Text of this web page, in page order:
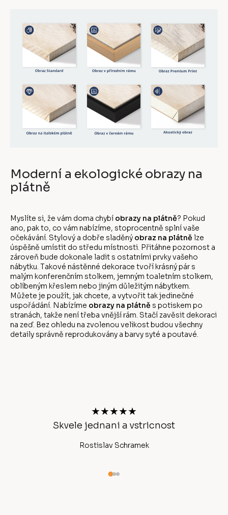
Moderní a ekologické obrazy na
plátně
Myslíte si, že vám doma chybí obrazy na plátně? Pokud
ano, pak to, co vám nabízíme, stoprocentně splní vaše
očekávání. Stylový a dobře sladěný obraz na plátně lze
úspěšně umístit do středu místnosti. Přitáhne pozornost a
zároveň bude dokonale ladit s ostatními prvky vašeho
nábytku. Takové nástěnné dekorace tvoří krásný pár s
malým konferenčním stolkem, jemným toaletním stolkem,
oblíbeným křeslem nebo jiným důležitým nábytkem.
Můžete je použít, jak chcete, a vytvořit tak jedinečné
uspořádání. Nabízíme obrazy na plátně s potiskem po
stranách, takže není třeba vnější rám. Stačí zavěsit dekoraci
na zeď. Bez ohledu na zvolenou velikost budou všechny
detaily správně reprodukovány a barvy syté a poutavé.
★★★★★
Skvele jednani a vstricnost
Rostislav Schramek